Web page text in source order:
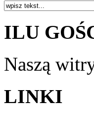
ILU
Naszą
LINKI